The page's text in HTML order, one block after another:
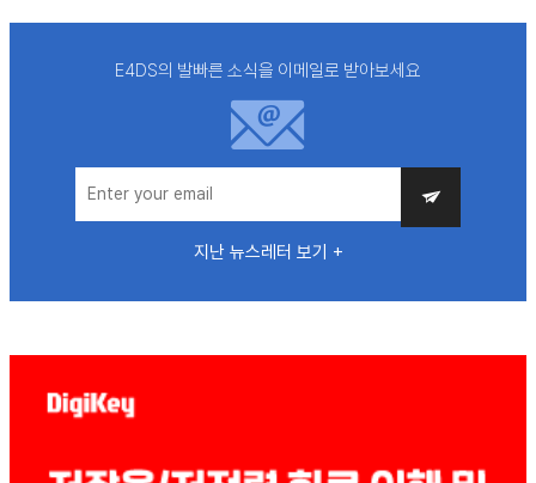
E4DS의 발빠른 소식을 이메일로 받아보세요
지난 뉴스레터 보기 +